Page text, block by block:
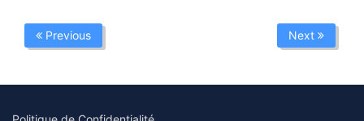
Previous Next